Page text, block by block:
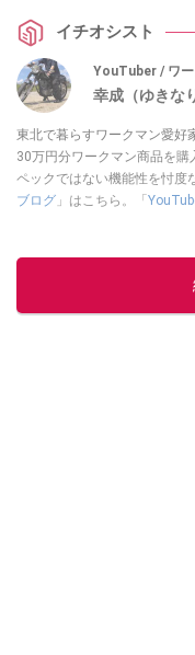
イチオシスト
YouTuber / ワ
幸成（ゆきな
東北で暮らすワークマン愛好
30万円分ワークマン商品を
ペックではない機能性を忖度
ブログ 」はこちら。「